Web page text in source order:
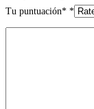
Tu puntuación* *